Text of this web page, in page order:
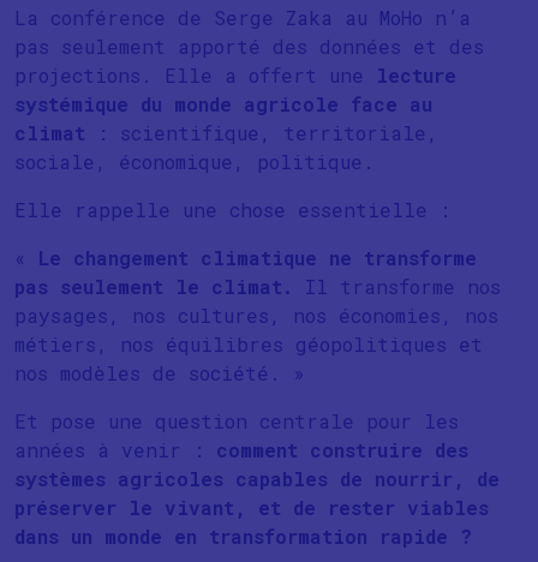
La conférence de Serge Zaka au MoHo n’a
pas seulement apporté des données et des
projections. Elle a offert une lecture
systémique du monde agricole face au
climat : scientifique, territoriale,
sociale, économique, politique.
Elle rappelle une chose essentielle :
« Le changement climatique ne transforme
pas seulement le climat.
Il transforme nos
paysages, nos cultures, nos économies, nos
métiers, nos équilibres géopolitiques et
nos modèles de société. »
Et pose une question centrale pour les
années à venir : comment construire des
systèmes agricoles capables de nourrir, de
préserver le vivant, et de rester viables
dans un monde en transformation rapide ?